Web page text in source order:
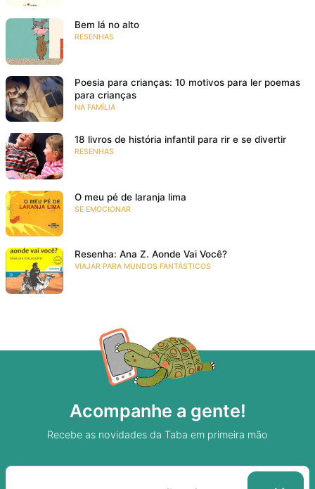
Bem lá no alto
RESENHAS
Poesia para crianças: 10 motivos para ler poemas
para crianças
NA FAMÍLIA
18 livros de história infantil para rir e se divertir
RESENHAS
O meu pé de laranja lima
SE EMOCIONAR
Resenha: Ana Z. Aonde Vai Você?
VIAJAR PARA MUNDOS FANTÁSTICOS
Acompanhe a gente!
Recebe as novidades da Taba em primeira mão